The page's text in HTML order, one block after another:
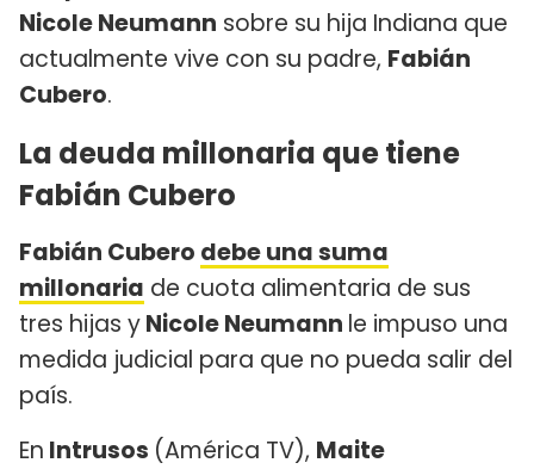
Nicole Neumann sobre su hija Indiana que
actualmente vive con su padre, Fabián
Cubero.
La deuda millonaria que tiene
Fabián Cubero
Fabián Cubero debe una suma
millonaria de cuota alimentaria de sus
tres hijas yNicole Neumann le impuso una
medida judicial para que no pueda salir del
país.
En Intrusos (América TV), Maite